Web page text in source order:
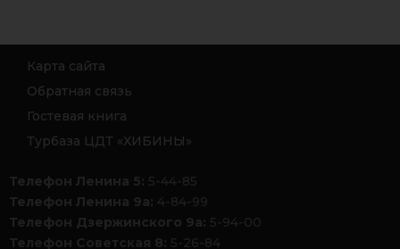
Карта сайта
Обратная связь
Гостевая книга
Турбаза ЦДТ «ХИБИНЫ»
Телефон Ленина 5: 5-44-85
Телефон Ленина 9а: 4-84-99
Телефон Дзержинского 9а: 5-94-00
Телефон Советская 8: 5-26-84